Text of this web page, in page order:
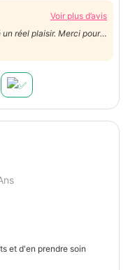
Voir plus d’avis
réel plaisir. Merci pour
pas à faire appel à toi à
et d'en prendre soin